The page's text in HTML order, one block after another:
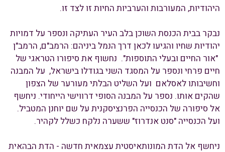
היהודיות, המעורבות והערביות החיות זו לצד זו.
נבקר בבית הכנסת השוכן בלב העיר העתיקה ונספר על דמויות
יהודיות שחיו והגיעו לכאן דרך הנמל ביניהם: הרמב"ם, הרמב"ן
"אור החיים ובעלי התוספות". נחשוף את סיפורו הטראגי של
חיים פרחי ונספר על המסגד השני בגודלו בישראל, על המבנה
וחשיבותו לאסלאם ועל השליט הבלתי מעורער של הצפון
שהקים אותו. נספר על המבנה הסופי דרווישי הייחודי. ניחשף
אל סיפורה של הכנסייה הפרנציסקנית על שם יוחנן המטביל.
ועל הכנסייה "סנט אנדרוז" ששערה נלקח כשלל לקהיר.
ניחשף אל הדת המונותאיסטית עצמאית חדשה - הדת הבהאית